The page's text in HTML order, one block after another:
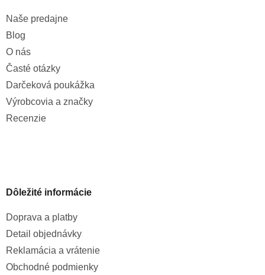
Naše predajne
Blog
O nás
Časté otázky
Darčeková poukážka
Výrobcovia a značky
Recenzie
Dôležité informácie
Doprava a platby
Detail objednávky
Reklamácia a vrátenie
Obchodné podmienky